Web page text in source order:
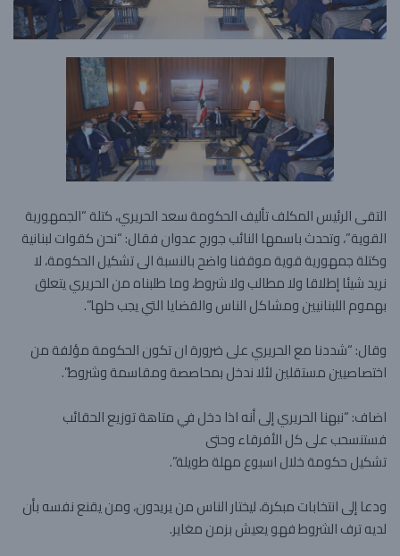
التقى الرئيس المكلف تأليف الحكومة سعد الحريري، كتلة “الجمهورية
القوية”، وتحدث باسمها النائب جورج عدوان فقال: “نحن كقوات لبنانية
وكتلة جمهورية قوية موقفنا واضح بالنسبة الى تشكيل الحكومة، لا
نريد شيئا إطلاقا ولا مطالب ولا شروط، وما ‏طلبناه من الحريري يتعلق
بهموم اللبنانيين ومشاكل الناس والقضايا ‏التي يجب حلها”.
وقال: “شددنا مع الحريري على ضرورة ان تكون الحكومة مؤلفة من
اختصاصيين مستقلين لئلا ندخل بمحاصصة ومقاسمة وشروط”.
اضاف: “نبهنا الحريري إلى أنه اذا دخل في متاهة توزيع الحقائب
‏فستنسحب على كل الأفرقاء وحتى
تشكيل حكومة خلال اسبوع مهلة طويلة”.
ودعا إلى انتخابات مبكرة، ليختار الناس من يريدون، ومن ‏يقنع نفسه بأن
لديه ترف الشروط فهو يعيش بزمن مغاير.